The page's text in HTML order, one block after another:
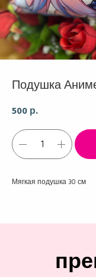
Подушка
500 р.
Мягкая подушка 30 см